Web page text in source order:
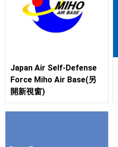
Japan Air Self-Defense
Force Miho Air Base(另
開新視窗)